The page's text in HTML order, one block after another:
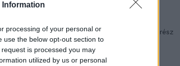
Information
processing of your personal or
use the below opt-out section to
is processed you may
utilized by us or personal
Minka 11. rész